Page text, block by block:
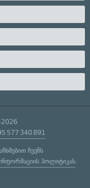
577 340 891
ჩვენს
პოლიტიკას.